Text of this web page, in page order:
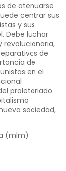
de atenuarse
centrar sus
y sus
Debe luchar
revolucionaria,
de
de
en el
proletariado
sociedad,
(mlm)